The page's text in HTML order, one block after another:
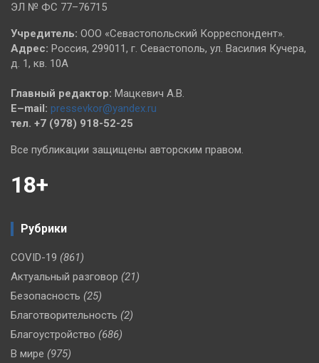
ЭЛ № ФС 77–76715
Учредитель: ООО «Севастопольский Корреспондент».
Адрес: Россия, 299011, г. Севастополь, ул. Василия Кучера,
д. 1, кв. 10А
Главный редактор: Мацкевич А.В.
E–mail: pressevkor@yandex.ru
тел. +7 (978) 918-52-25
Все публикации защищены авторским правом.
18+
Рубрики
COVID-19 (861)
Актуальный разговор (21)
Безопасность (25)
Благотворительность (2)
Благоустройство (686)
В мире (975)